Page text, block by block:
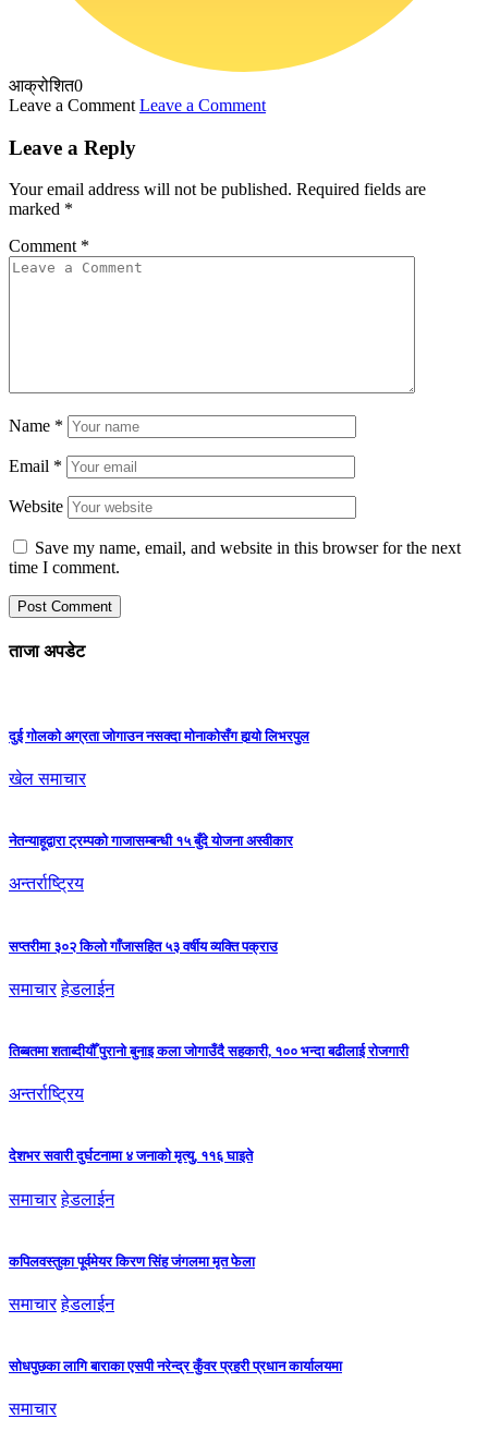
आक्रोशित0
Leave a Comment Leave a Comment
Leave a Reply
Your email address will not be published. Required fields are
marked *
Comment *
Name *
Email *
Website
Save my name, email, and website in this browser for the next
time I comment.
ताजा अपडेट
दुई गोलको अग्रता जोगाउन नसक्दा मोनाकोसँग हार्‍यो लिभरपुल
खेल समाचार
नेतन्याहूद्वारा ट्रम्पको गाजासम्बन्धी १५ बुँदे योजना अस्वीकार
अन्तर्राष्ट्रिय
सप्तरीमा ३०२ किलो गाँजासहित ५३ वर्षीय व्यक्ति पक्राउ
समाचार हेडलाईन
तिब्बतमा शताब्दीयौँ पुरानो बुनाइ कला जोगाउँदै सहकारी, १०० भन्दा बढीलाई रोजगारी
अन्तर्राष्ट्रिय
देशभर सवारी दुर्घटनामा ४ जनाको मृत्यु, ११६ घाइते
समाचार हेडलाईन
कपिलवस्तुका पूर्वमेयर किरण सिंह जंगलमा मृत फेला
समाचार हेडलाईन
सोधपुछका लागि बाराका एसपी नरेन्द्र कुँवर प्रहरी प्रधान कार्यालयमा
समाचार